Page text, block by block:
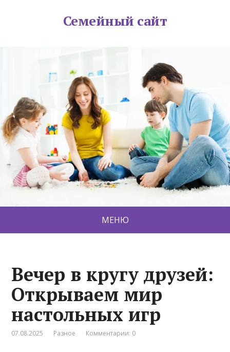
Семейный сайт
МЕНЮ
Вечер в кругу друзей:
Открываем мир
настольных игр
07.08.2025 Разное Комментарии: 0